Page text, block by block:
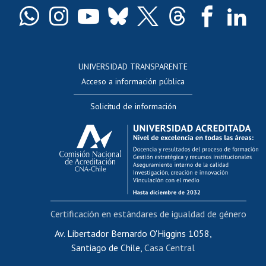
Docentes
Evaluación docente
Calificación académica
Postulación al AUCAI
Funcionarias/os
Cursos internos de capacitación
Bienestar del personal
Portal de movilidad interna
Certificado de renta
Certificado de renta honorarios
UNIVERSIDAD TRANSPARENTE
Acceso a información pública
Solicitud de información
Av. Libertador Bernardo O'Higgins 1058,
Santiago de Chile, Casa Central
Certificación en estándares de igualdad de género